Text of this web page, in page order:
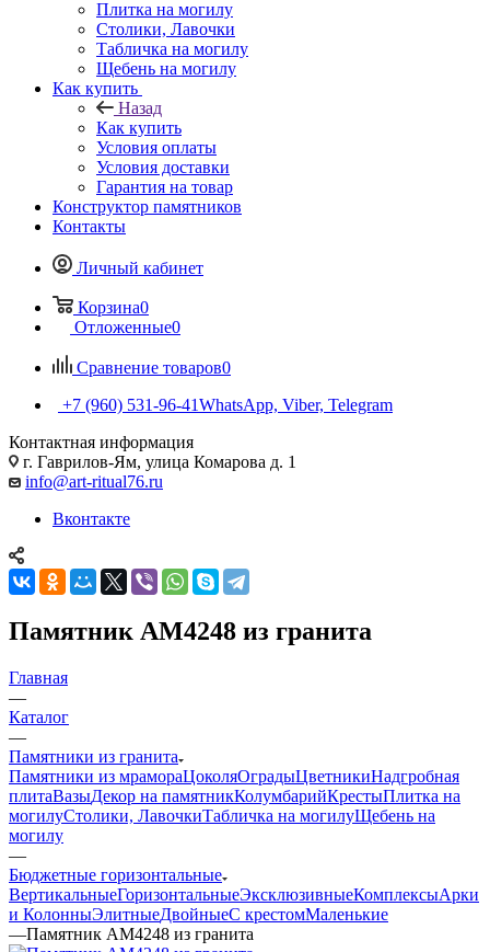
Плитка на могилу
Столики, Лавочки
Табличка на могилу
Щебень на могилу
Как купить
Назад
Как купить
Условия оплаты
Условия доставки
Гарантия на товар
Конструктор памятников
Контакты
Личный кабинет
Корзина0
Отложенные0
Сравнение товаров0
+7 (960) 531-96-41WhatsApp, Viber, Telegram
Контактная информация
г. Гаврилов-Ям, улица Комарова д. 1
info@art-ritual76.ru
Вконтакте
Памятник AM4248 из гранита
Главная
—
Каталог
—
Памятники из гранита
Памятники из мрамораЦоколяОградыЦветникиНадгробная
плитаВазыДекор на памятникКолумбарийКрестыПлитка на
могилуСтолики, ЛавочкиТабличка на могилуЩебень на
могилу
—
Бюджетные горизонтальные
ВертикальныеГоризонтальныеЭксклюзивныеКомплексыАрки
и КолонныЭлитныеДвойныеС крестомМаленькие
—Памятник AM4248 из гранита